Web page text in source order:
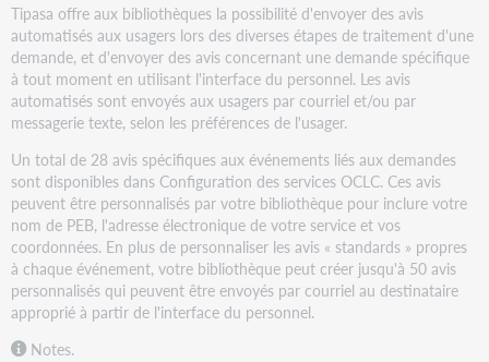
être
envoyés
Personnaliser
les
avis
Historique
des
avis
Modifier
et
envoyer
des
avis
Modifier
un
Tipasa offre aux bibliothèques la possibilité d'envoyer des avis
automatisés aux usagers lors des diverses étapes de traitement d'une
demande, et d'envoyer des avis concernant une demande spécifique
à tout moment en utilisant l'interface du personnel. Les avis
automatisés sont envoyés aux usagers par courriel et/ou par
messagerie texte, selon les préférences de l'usager.
Un total de 28 avis spécifiques aux événements liés aux demandes
sont disponibles dans Configuration des services OCLC. Ces avis
peuvent être personnalisés par votre bibliothèque pour inclure votre
nom de PEB, l'adresse électronique de votre service et vos
coordonnées. En plus de personnaliser les avis « standards » propres
à chaque événement, votre bibliothèque peut créer jusqu'à 50 avis
personnalisés qui peuvent être envoyés par courriel au destinataire
approprié à partir de l'interface du personnel.
Notes.